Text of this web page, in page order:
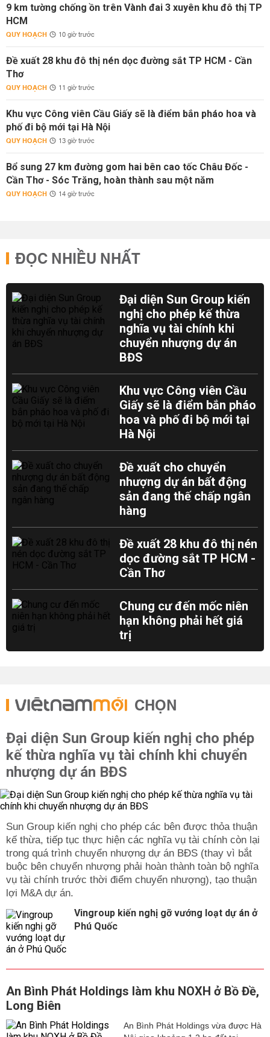
9 km tường chống ồn trên Vành đai 3 xuyên khu đô thị TP
HCM
QUY HOẠCH 10 giờ trước
Đề xuất 28 khu đô thị nén dọc đường sắt TP HCM - Cần
Thơ
QUY HOẠCH 11 giờ trước
Khu vực Công viên Cầu Giấy sẽ là điểm bắn pháo hoa và
phố đi bộ mới tại Hà Nội
QUY HOẠCH 13 giờ trước
Bổ sung 27 km đường gom hai bên cao tốc Châu Đốc -
Cần Thơ - Sóc Trăng, hoàn thành sau một năm
QUY HOẠCH 14 giờ trước
ĐỌC NHIỀU NHẤT
Đại diện Sun Group kiến
nghị cho phép kế thừa
nghĩa vụ tài chính khi
chuyển nhượng dự án
BĐS
Khu vực Công viên Cầu
Giấy sẽ là điểm bắn pháo
hoa và phố đi bộ mới tại
Hà Nội
Đề xuất cho chuyển
nhượng dự án bất động
sản đang thế chấp ngân
hàng
Đề xuất 28 khu đô thị nén
dọc đường sắt TP HCM -
Cần Thơ
Chung cư đến mốc niên
hạn không phải hết giá
trị
CHỌN
Đại diện Sun Group kiến nghị cho phép
kế thừa nghĩa vụ tài chính khi chuyển
nhượng dự án BĐS
Sun Group kiến nghị cho phép các bên được thỏa thuận
kế thừa, tiếp tục thực hiện các nghĩa vụ tài chính còn lại
trong quá trình chuyển nhượng dự án BĐS (thay vì bắt
buộc bên chuyển nhượng phải hoàn thành toàn bộ nghĩa
vụ tài chính trước thời điểm chuyển nhượng), tạo thuận
lợi M&A dự án.
Vingroup kiến nghị gỡ vướng loạt dự án ở
Phú Quốc
An Bình Phát Holdings làm khu NOXH ở Bồ Đề,
Long Biên
An Bình Phát Holdings vừa được Hà